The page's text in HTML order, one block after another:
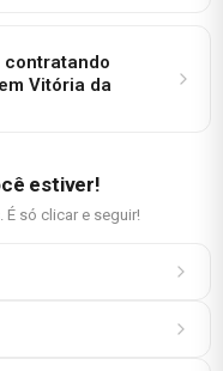
contratando
Vitória da
estiver!
só clicar e seguir!